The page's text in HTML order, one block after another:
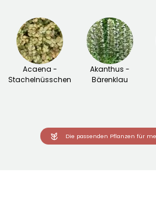
Acaena -
Stachelnüsschen
Akanthus -
Bärenklau
Die passenden Pflanzen für